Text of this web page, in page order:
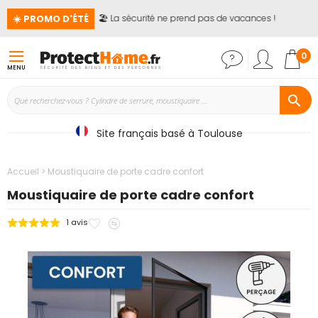
☀️ PROMO D'ÉTÉ 🏖️ La sécurité ne prend pas de vacances !
MENU
0
Site français basé à Toulouse
Accueil Moustiquaire de porte cadre confort
Moustiquaire de porte cadre confort
1 avis
Ajouter
mes
favoris
comparateur